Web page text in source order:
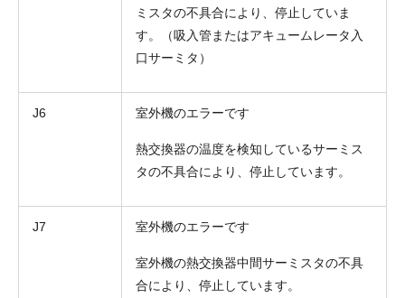
ミスタの不具合により、停止していま
す。（吸入管またはアキュームレータ入
口サーミタ）
J6 室外機のエラーです
熱交換器の温度を検知しているサーミス
タの不具合により、停止しています。
J7 室外機のエラーです
室外機の熱交換器中間サーミスタの不具
合により、停止しています。